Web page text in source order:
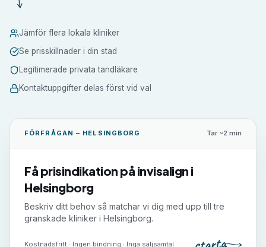
Jämför flera lokala kliniker
Se prisskillnader i din stad
Legitimerade privata tandläkare
Kontaktuppgifter delas först vid val
FÖRFRÅGAN – HELSINGBORG Tar ~2 min
Få prisindikation på invisalign i
Helsingborg
Beskriv ditt behov så matchar vi dig med upp till tre
granskade kliniker i Helsingborg.
Kostnadsfritt · Ingen bindning · Inga säljsamtal